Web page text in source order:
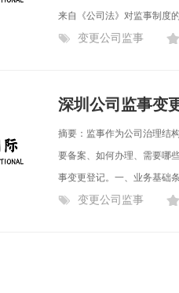
来自《公司法》对监事制度
变更公司监事
深圳公司监事变
摘要：监事作为公司治理结
要备案、如何办理、需要哪
事变更登记。一、业务基础
变更公司监事